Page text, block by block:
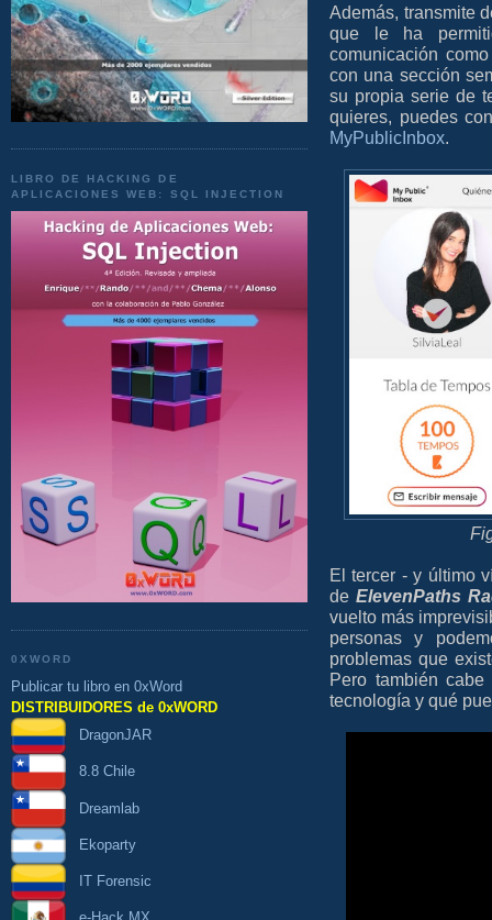
LIBRO DE HACKING DE
APLICACIONES WEB: SQL INJECTION
0XWORD
Publicar tu libro en 0xWord
DISTRIBUIDORES de 0xWORD
DragonJAR
8.8 Chile
Dreamlab
Ekoparty
IT Forensic
Además, transmite
que le ha
comunicación
con una sección
su propia serie de
quieres, puedes
MyPublicInbox.
El tercer - y último
deElevenPaths
vuelto más
personas y
problemas que
Pero también
tecnología y qué